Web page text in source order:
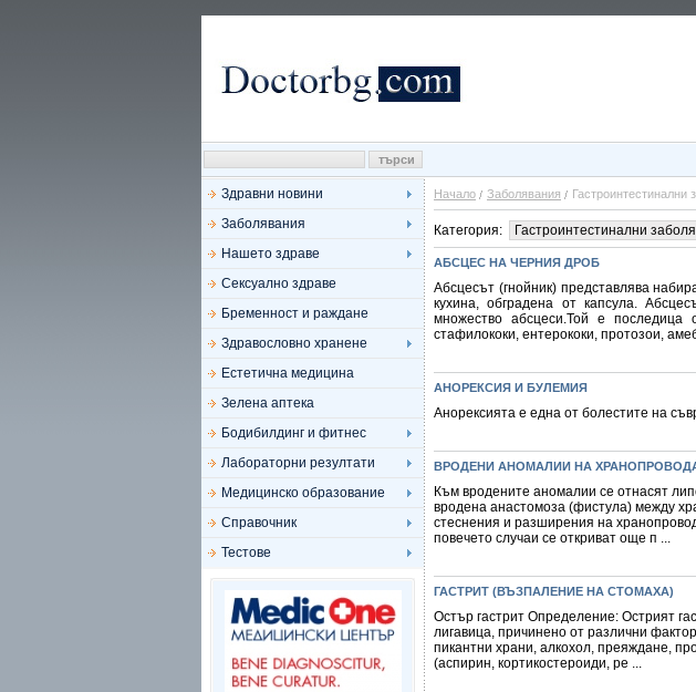
Здравни новини
Заболявания
Нашето здраве
Сексуално здраве
Бременност и раждане
Здравословно хранене
Естетична медицина
Зелена аптека
Бодибилдинг и фитнес
Лабораторни резултати
Медицинско образование
Справочник
Тестове
Начало Заболявания Гастроинтестинални
Категория:
АБСЦЕС НА ЧЕРНИЯ ДРОБ
Абсцесът (гнойник) представлява
кухина, обградена от капсула.
множество абсцеси.Той е последица
стафилококи, ентерококи, протозои,
АНОРЕКСИЯ И БУЛЕМИЯ
Анорексията е една от болестите на
ВРОДЕНИ АНОМАЛИИ НА
Към вродените аномалии се отнасят
вродена анастомоза (фистула) между
стеснения и разширения на
повечето случаи се откриват още п ...
ГАСТРИТ (ВЪЗПАЛЕНИЕ НА СТОМАХА)
Остър гастрит Определение: Острият
лигавица, причинено от различни
пикантни храни, алкохол, преяждане,
(аспирин, кортикостероиди, ре ...